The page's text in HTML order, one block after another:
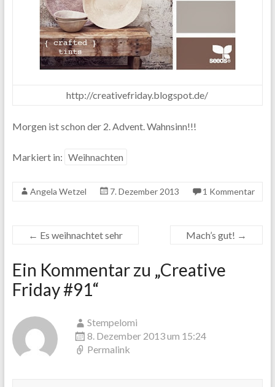
http://creativefriday.blogspot.de/
Morgen ist schon der 2. Advent. Wahnsinn!!!
Markiert in: Weihnachten
Angela Wetzel 7. Dezember 2013 1 Kommentar
← Es weihnachtet sehr Mach’s gut! →
Ein Kommentar zu „Creative
Friday #91“
Stempelomi
8. Dezember 2013 um 15:24
Permalink